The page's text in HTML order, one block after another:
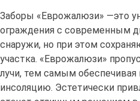
Заборы «Еврожалюзи» —это
ограждения с современным
снаружи, но при этом
участка. «Еврожалюзи»
лучи, тем самым обеспечивая
инсоляцию. Эстетически